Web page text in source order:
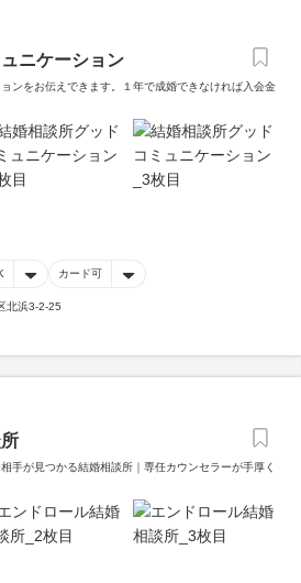
ニケーション
ンをお伝えできます。１年で成婚できなければ入会金
カード可
北浜3-2-25
手が見つかる結婚相談所｜専任カウンセラーが手厚く